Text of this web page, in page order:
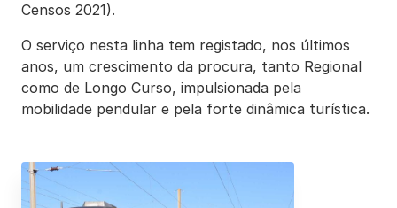
Censos 2021).
O serviço nesta linha tem registado, nos últimos
anos, um crescimento da procura, tanto Regional
como de Longo Curso, impulsionada pela
mobilidade pendular e pela forte dinâmica turística.